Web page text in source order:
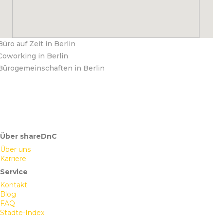
auf Zeit in Berlin
in Berlin
in Berlin
Über shareDnC
Über uns
Karriere
Service
Kontakt
Blog
FAQ
Städte-Index